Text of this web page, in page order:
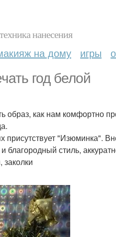
нанесения
на дому игры
год белой
образ, как нам комфортно
присутствует "Изюминка".
стиль,